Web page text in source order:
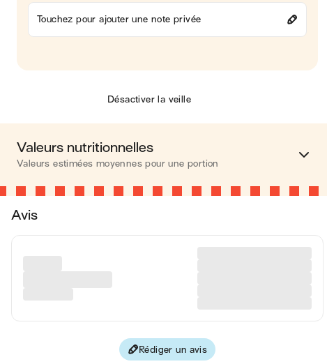
Touchez pour ajouter une note privée
Désactiver la veille
Valeurs nutritionnelles
Valeurs estimées moyennes pour une portion
Calories 319 kcal
Les valeurs sont basées sur une estimation moyenne pour une
Avis
Rédiger un avis